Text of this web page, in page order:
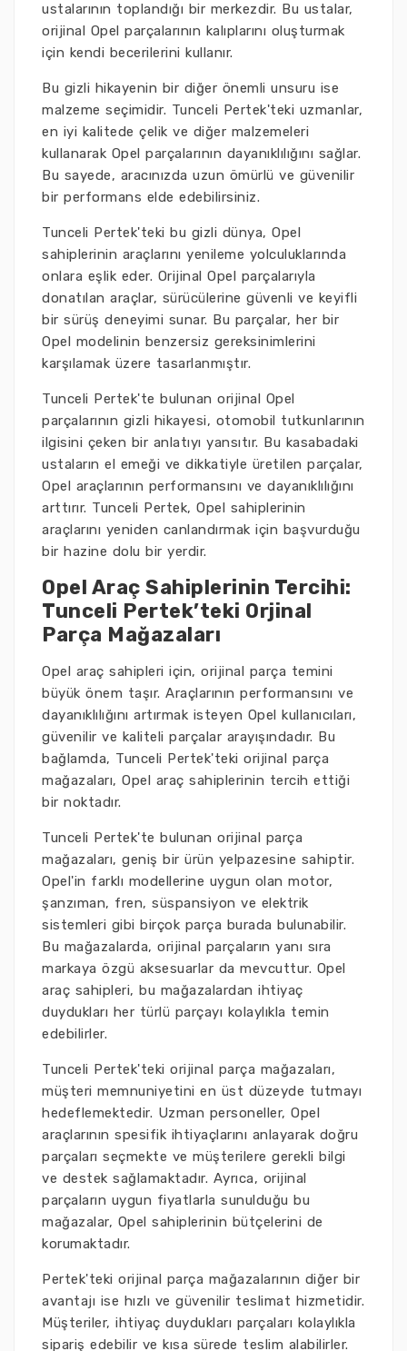
ustalarının toplandığı bir merkezdir. Bu ustalar,
orijinal Opel parçalarının kalıplarını oluşturmak
için kendi becerilerini kullanır.
Bu gizli hikayenin bir diğer önemli unsuru ise
malzeme seçimidir. Tunceli Pertek'teki uzmanlar,
en iyi kalitede çelik ve diğer malzemeleri
kullanarak Opel parçalarının dayanıklılığını sağlar.
Bu sayede, aracınızda uzun ömürlü ve güvenilir
bir performans elde edebilirsiniz.
Tunceli Pertek'teki bu gizli dünya, Opel
sahiplerinin araçlarını yenileme yolculuklarında
onlara eşlik eder. Orijinal Opel parçalarıyla
donatılan araçlar, sürücülerine güvenli ve keyifli
bir sürüş deneyimi sunar. Bu parçalar, her bir
Opel modelinin benzersiz gereksinimlerini
karşılamak üzere tasarlanmıştır.
Tunceli Pertek'te bulunan orijinal Opel
parçalarının gizli hikayesi, otomobil tutkunlarının
ilgisini çeken bir anlatıyı yansıtır. Bu kasabadaki
ustaların el emeği ve dikkatiyle üretilen parçalar,
Opel araçlarının performansını ve dayanıklılığını
arttırır. Tunceli Pertek, Opel sahiplerinin
araçlarını yeniden canlandırmak için başvurduğu
bir hazine dolu bir yerdir.
Opel Araç Sahiplerinin Tercihi:
Tunceli Pertek’teki Orjinal
Parça Mağazaları
Opel araç sahipleri için, orijinal parça temini
büyük önem taşır. Araçlarının performansını ve
dayanıklılığını artırmak isteyen Opel kullanıcıları,
güvenilir ve kaliteli parçalar arayışındadır. Bu
bağlamda, Tunceli Pertek'teki orijinal parça
mağazaları, Opel araç sahiplerinin tercih ettiği
bir noktadır.
Tunceli Pertek'te bulunan orijinal parça
mağazaları, geniş bir ürün yelpazesine sahiptir.
Opel'in farklı modellerine uygun olan motor,
şanzıman, fren, süspansiyon ve elektrik
sistemleri gibi birçok parça burada bulunabilir.
Bu mağazalarda, orijinal parçaların yanı sıra
markaya özgü aksesuarlar da mevcuttur. Opel
araç sahipleri, bu mağazalardan ihtiyaç
duydukları her türlü parçayı kolaylıkla temin
edebilirler.
Tunceli Pertek'teki orijinal parça mağazaları,
müşteri memnuniyetini en üst düzeyde tutmayı
hedeflemektedir. Uzman personeller, Opel
araçlarının spesifik ihtiyaçlarını anlayarak doğru
parçaları seçmekte ve müşterilere gerekli bilgi
ve destek sağlamaktadır. Ayrıca, orijinal
parçaların uygun fiyatlarla sunulduğu bu
mağazalar, Opel sahiplerinin bütçelerini de
korumaktadır.
Pertek'teki orijinal parça mağazalarının diğer bir
avantajı ise hızlı ve güvenilir teslimat hizmetidir.
Müşteriler, ihtiyaç duydukları parçaları kolaylıkla
sipariş edebilir ve kısa sürede teslim alabilirler.